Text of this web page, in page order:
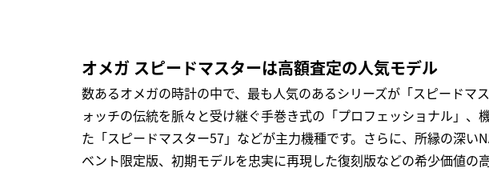
オメガ スピードマスターは高額査定の人気モデル
数あるオメガの時計の中で、最も人気のあるシリーズが「スピードマ
ォッチの伝統を脈々と受け継ぐ手巻き式の「プロフェッショナル」
た「スピードマスター57」などが主力機種です。さらに、所縁の深
ベント限定版、初期モデルを忠実に再現した復刻版などの希少価値の